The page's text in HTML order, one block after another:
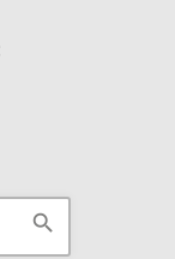
search